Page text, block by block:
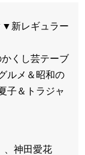
▼新レギュラー
くし芸テーブ
ルメ＆昭和の
子＆トラジャ
、神田愛花